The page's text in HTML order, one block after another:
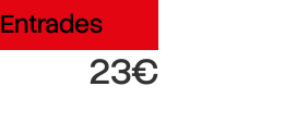
Entrades
23€